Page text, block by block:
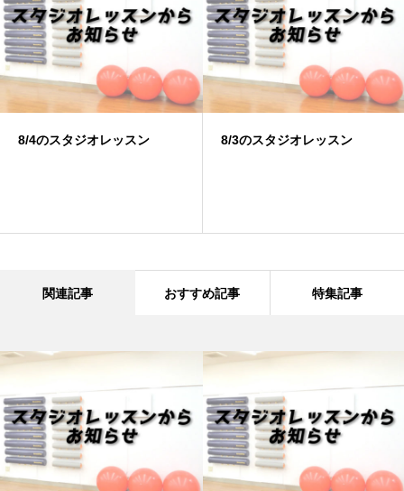
8/3のスタジオレッスン 7/31のスタジオレ
関連記事 おすすめ記事 特集記事